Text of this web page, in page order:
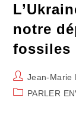
notre
fossiles
Auteur/autrice
de
Jean-Marie
PostPARLER